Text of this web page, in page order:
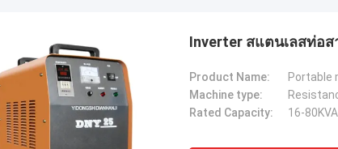
Inverter สแตนเลสท่อ
Product Name:
Portable
Machine type:
Rated Capacity:
16-80KVA